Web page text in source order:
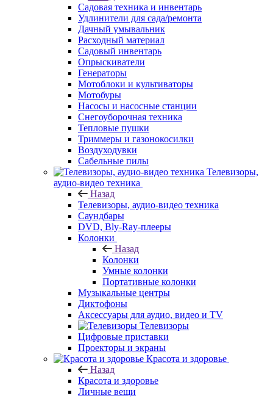
Садовая техника и инвентарь
Удлинители для сада/ремонта
Дачный умывальник
Расходный материал
Садовый инвентарь
Опрыскиватели
Генераторы
Мотоблоки и культиваторы
Мотобуры
Насосы и насосные станции
Снегоуборочная техника
Тепловые пушки
Триммеры и газонокосилки
Воздуходувки
Сабельные пилы
Телевизоры,
аудио-видео техника
Назад
Телевизоры, аудио-видео техника
Саундбары
DVD, Bly-Ray-плееры
Колонки
Назад
Колонки
Умные колонки
Портативные колонки
Музыкальные центры
Диктофоны
Аксессуары для аудио, видео и TV
Телевизоры
Цифровые приставки
Проекторы и экраны
Красота и здоровье
Назад
Красота и здоровье
Личные вещи